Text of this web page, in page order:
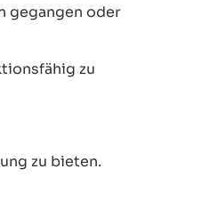
gegangen oder
zu
zu bieten.